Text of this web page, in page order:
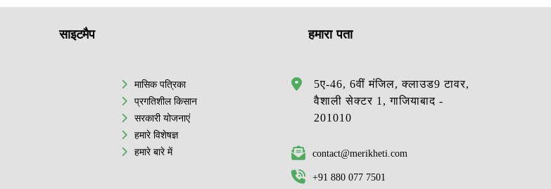
साइटमैप
मासिक पत्रिका
प्रगतिशील किसान
सरकारी योजनाएं
हमारे विशेषज्ञ
हमारे बारे में
हमारा पता
5ए-46, 6वीं मंजिल, क्लाउड9 टावर,
वैशाली सेक्टर 1, गाजियाबाद -
201010
contact@merikheti.com
+91 880 077 7501